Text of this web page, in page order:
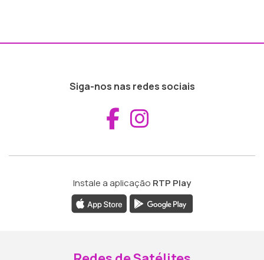
Siga-nos nas redes sociais
Aceder ao
Instale a aplicação RTP Play